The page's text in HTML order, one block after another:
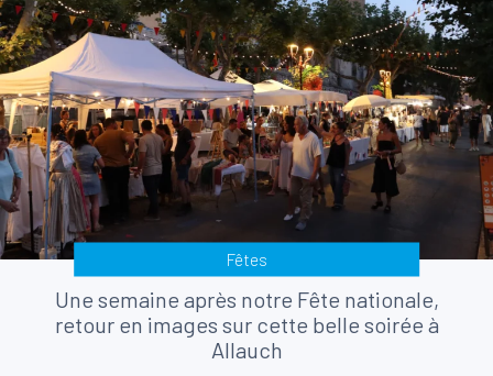
Fêtes
Une semaine après notre Fête nationale,
retour en images sur cette belle soirée à
Allauch